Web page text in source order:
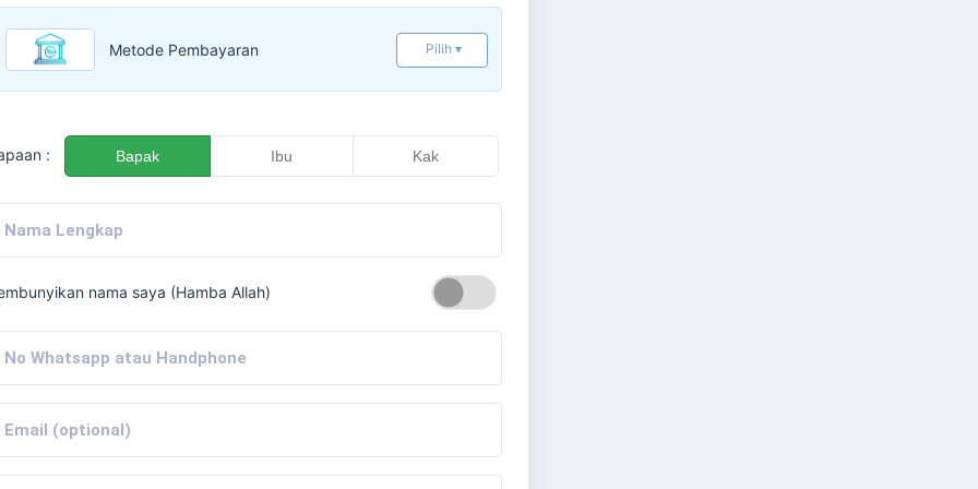
Metode Pembayaran Pilih ▾
: Bapak Ibu Kak
nama saya (Hamba Allah)